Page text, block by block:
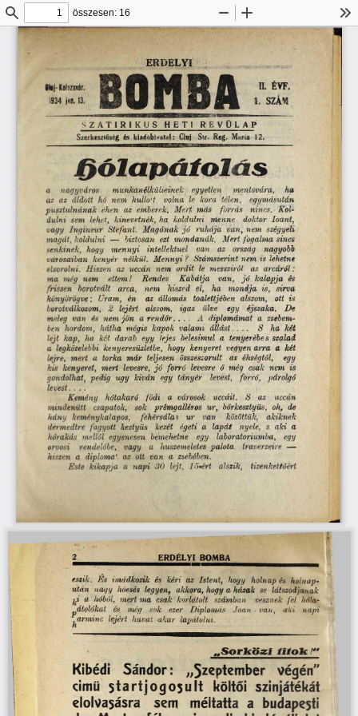
Keresés
összesen: 16
Kicsinyítés
ERDÉLYI
W»)-Kolozsvár,
1934  jee.  13.
ÓNBA II.  ÉVF.
i.  szm
S Z A T I R I K U S H E T I
R E V Ü L A P
Szerkesztőség  és  kiadóhwatal:  Cluj  Sir.  Reg.  Maria 12.
j f p ó l a p á t o l a s
a nagyváros munkanélküliéinek egyetlen mentsvára,
ha
az  az  áldott  hó  nem hullo't volna  le kora télen,
egymásután
pusztulnának  éhen az  emberek. Mert  más forrás nincs. Kol­
dulni  sem lehet, kinevetnék,  ha koldulni menne
doktor  Ioant,
vagy Ingineur  Stefant. Magának  j ó ruhája  van,  nem  szégyell
magát,  koldulni
  —
biztosan ezt  mondanák.
Mert  fogalma  sincs
senkinek,
hogy m ennyi intellektuel van az ország
nagyobb
varosaiban kenyér  nélkül. M ennyi ?  Számszerint  nem  is  lehetne
elsorolni. Hiszen az uccán nem ordit  le  messziről
az  arcáról:
ma még nem ettem! Rendes Kabátja van,
jó   kalapja  és
frissen
borotvált arca, nem hiszed el, ha mondja  is,
sirva
könyörögve : Uram, én az  állomás toalettjében alszom,
ott  is
borotválkozom,
2 lejért alszom, igaz ülve egy éjszaka.
De
meleg  van
és nem jön a  rendőr.
  . . .
A
diplomámat  a  zsebem­
ben hordom, hátha  mégis  kapok  valami  á llá st..  . . S
ha  két
lejt  kap,
ha két  darab eyy tejes belesimul  a  tenyerébe s  szalad
a  legközelebbi  kenyeresüzletbe, hogy kenyeret  vegyen arra  a  két
lejre, mert  a torka már  teljesen összeszorult az  éhségtől,
egy
kis  kenyeret, mert  levesre,  jó   forró  levesre  ö  még csak  nem  is
gondolhat,  pedig úgy kíván egy tányér levest, forró,
párolgó
levest. . . .
Kemény
hótakaró födi a városok uccáii. 8 az
uccán
mindenütt
csapatok, sok prémgalléros  ur, börkesztyüs, oh, de
hány keménykalapos, fehérsála s ur van közöttük,
akiknek
dermedtre  fagyott  keztyüs
kezét égeti  a lapát nyele, s  aki  a
hórakás mellől  egyenesen bemehetne egy laboratóriumba,
egy
orvosi
rendelőbe, vagy a húszemeletes  palota traverzeire
  —
hiszen a diploma‘ az  ott  van a  zsebében.
Este kikapja a napi  30 lejt, lobért alszik, tizenkettőért
2 ERDÉLYI  BOMBA
eszik. E s  imádkozik  és kéri  az  Istent, hogy holnap  és  holnap-
után  nagy  hóesés  legyen9 akkora,  hogy  a házak  se  látszodjanak
yi  a  hóból, mert  ma  csak  korlátolt számban vesznek  fel  hála-
Kibédi Sándor: „5zeptember
Végén"
cimü  sta rtjo g o su lt  költői  szinjátékát
elolvasásra
sem
méltatta  a  budapesti
gátoló kai és még sok ezer Diplomás Joan vau, aki
napi
arminc  lejért  havai  akar  lapátolni.
Sorteöszi iitoR!"